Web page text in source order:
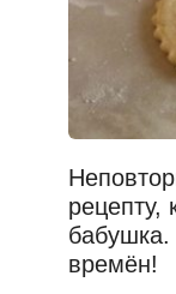
рецепту,
времён!